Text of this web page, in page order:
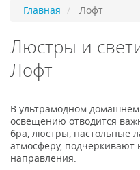
Главная Лофт
Люстры и
Лофт
В ультрамодном
освещению отводится
бра, люстры, настольные
атмосферу, подчеркивают
направления.